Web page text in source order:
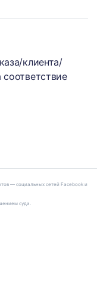
клиента/
соответствие
— социальных сетей Facebook и
суда.